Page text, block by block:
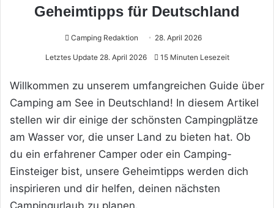
Geheimtipps für Deutschland
Camping Redaktion 28. April 2026
Letztes Update 28. April 2026 15 Minuten Lesezeit
Willkommen zu unserem umfangreichen Guide über
Camping am See in Deutschland! In diesem Artikel
stellen wir dir einige der schönsten Campingplätze
am Wasser vor, die unser Land zu bieten hat. Ob
du ein erfahrener Camper oder ein Camping-
Einsteiger bist, unsere Geheimtipps werden dich
inspirieren und dir helfen, deinen nächsten
Campingurlaub zu planen.